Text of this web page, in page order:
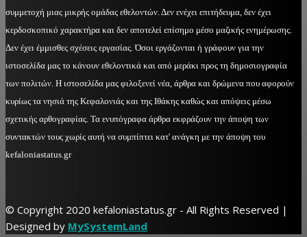
συμμετοχή μιας μικρής ομάδας εθελοντών. Δεν ενέχει επιτήδευμα, δεν έχει
κερδοσκοπικό χαρακτήρα και δεν αποτελεί επίσημο μέσο μαζικής ενημέρωσης.
Δεν έχει έμμισθες σχέσεις εργασίας. Όσοι εργάζονται ή γράφουν για την
ιστοσελίδα μας το κάνουν εθελοντικά και από μεράκι προς τη δημοσιογραφία
των πολιτών. Η ιστοσελίδα μας φιλοξενεί νέα, άρθρα και δρώμενα που αφορούν
κυρίως τα νησιά της Κεφαλονιάς και της Ιθάκης καθώς και απόψεις μέσω
σχετικής αρθογραφίας. Τα ενυπόγραφα άρθρα εκφράζουν την άποψη των
συντακτών τους χωρίς αυτή να συμπίπτει κατ' ανάγκη με την άποψη του
kefaloniastatus.gr
© Copyright 2020 kefaloniastatus.gr - All Rights Reserved |
Designed by MySystemLand